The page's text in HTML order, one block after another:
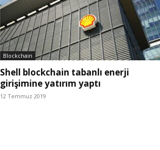
Blockchain
Shell blockchain tabanlı enerji
girişimine yatırım yaptı
12 Temmuz 2019